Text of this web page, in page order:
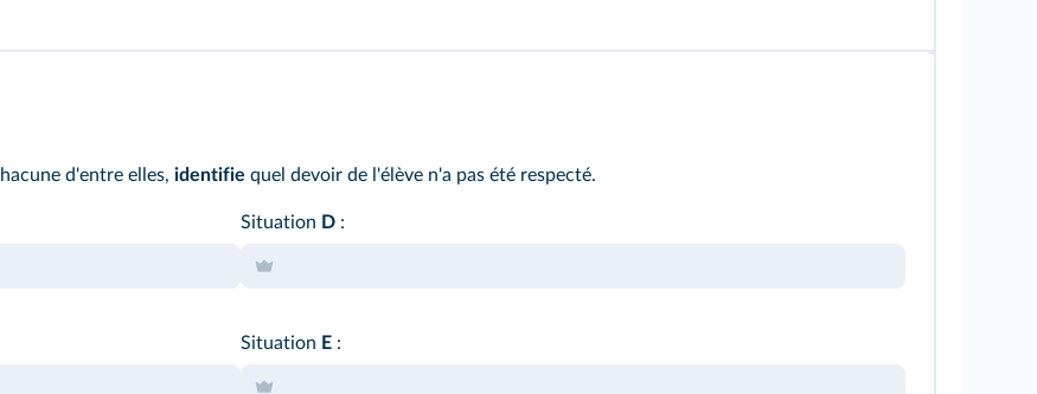
d'entre elles, identifie quel devoir de l'élève n'a pas été respecté.
Situation D :
Situation E :